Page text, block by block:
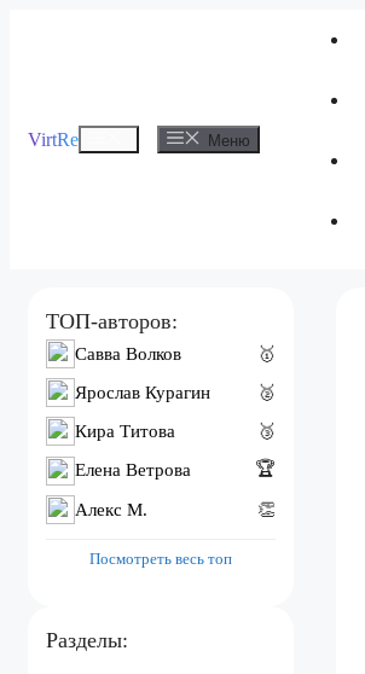
VirtRe Меню Меню
ТОП-авторов:
Савва Волков
🥇
Ярослав Курагин
🥈
Кира Титова
🥉
Елена Ветрова 🏆
Алекс M. 👏
Посмотреть весь топ
Разделы: